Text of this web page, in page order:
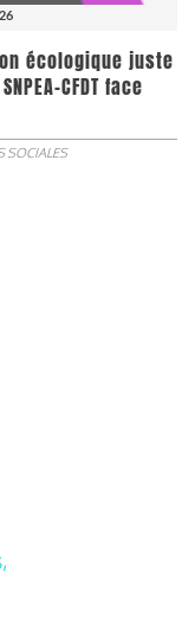
écologique juste
CFDT face
SOCIALES